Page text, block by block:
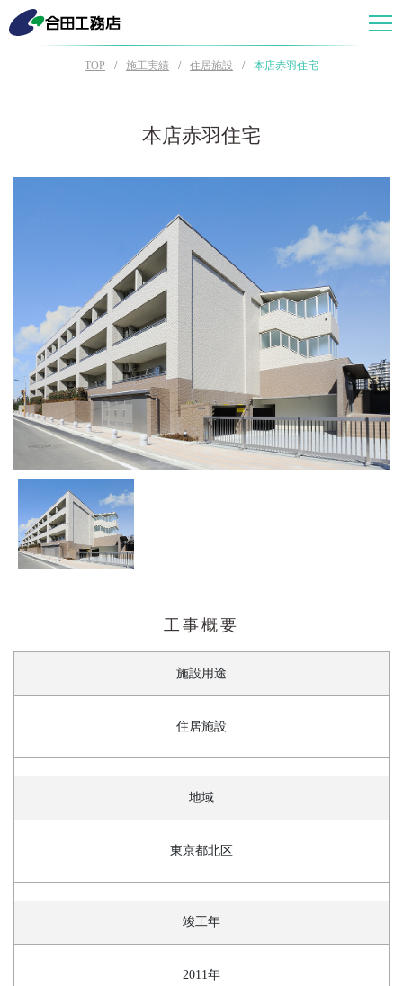
TOP 施工実績 住居施設 本店赤羽住宅
本店赤羽住宅
工事概要
施設用途
住居施設
地域
東京都北区
竣工年
2011年